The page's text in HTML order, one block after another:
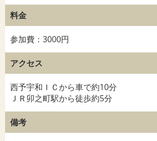
料金
参加費：3000円
アクセス
西予宇和ＩＣから車で約10分
ＪＲ卯之町駅から徒歩約5分
備考